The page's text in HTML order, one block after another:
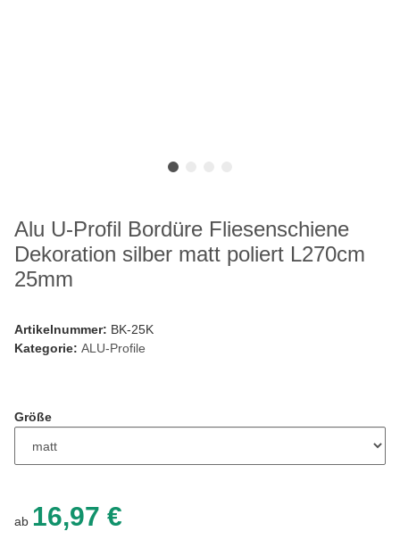
Alu U-Profil Bordüre Fliesenschiene
Dekoration silber matt poliert L270cm
25mm
Artikelnummer: BK-25K
Kategorie: ALU-Profile
Größe
ab 16,97 €